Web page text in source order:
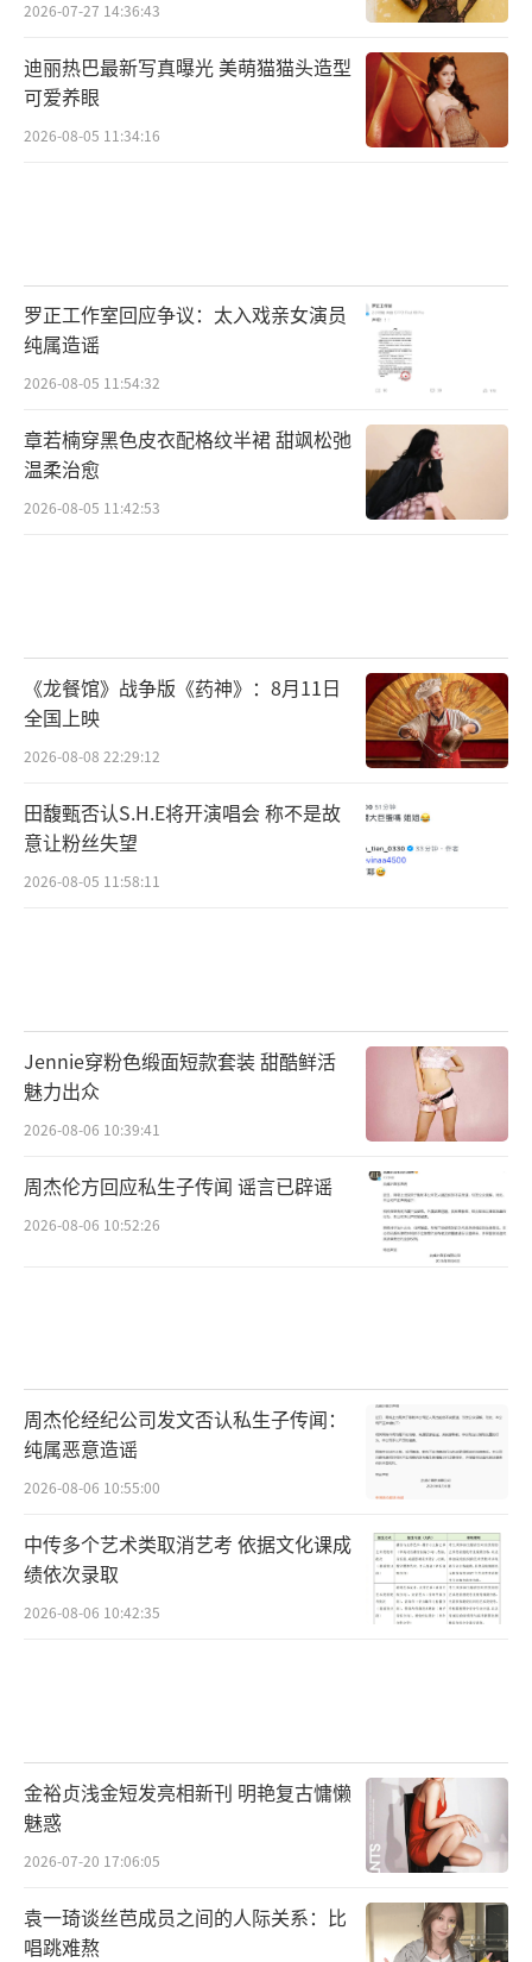
2026-07-27 14:36:43
迪丽热巴最新写真曝光 美萌猫猫头造型
可爱养眼
2026-08-05 11:34:16
罗正工作室回应争议：太入戏亲女演员
纯属造谣
2026-08-05 11:54:32
章若楠穿黑色皮衣配格纹半裙 甜飒松弛
温柔治愈
2026-08-05 11:42:53
《龙餐馆》战争版《药神》：8月11日
全国上映
2026-08-08 22:29:12
田馥甄否认S.H.E将开演唱会 称不是故
意让粉丝失望
2026-08-05 11:58:11
Jennie穿粉色缎面短款套装 甜酷鲜活
魅力出众
2026-08-06 10:39:41
周杰伦方回应私生子传闻 谣言已辟谣
2026-08-06 10:52:26
周杰伦经纪公司发文否认私生子传闻：
纯属恶意造谣
2026-08-06 10:55:00
中传多个艺术类取消艺考 依据文化课成
绩依次录取
2026-08-06 10:42:35
金裕贞浅金短发亮相新刊 明艳复古慵懒
魅惑
2026-07-20 17:06:05
袁一琦谈丝芭成员之间的人际关系：比
唱跳难熬